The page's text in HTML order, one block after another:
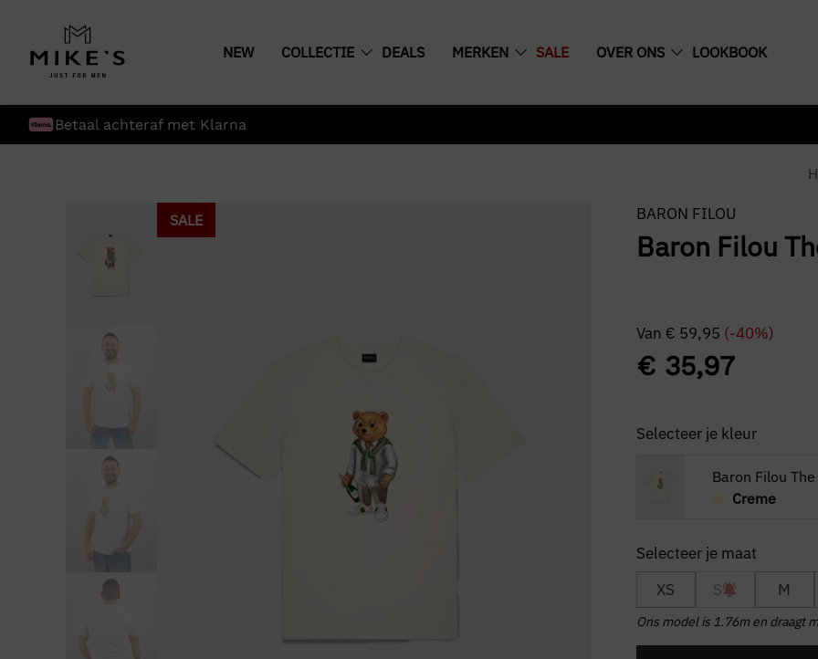
NEW COLLECTIE DEALS MERKEN SALE OVER ONS LOOKBOOK
Gratis verzending boven € 75,-
SALE BARON FILOU
Baron Filou
Van € 59,95 (-40%)
€35,97
Selecteer je kleur
Baron Filou
Creme
XS S M
Ons model is 1.76m en draagt